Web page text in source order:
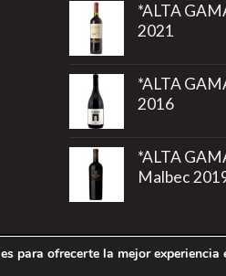
*ALTA
2021
*ALTA
2016
*ALTA
Malbec
|Política de Cookies|
para ofrecerte la mejor experiencia